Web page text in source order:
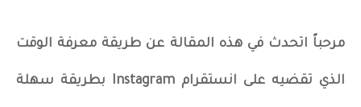
مرحباً اتحدث في هذه المقالة عن طريقة معرفة الوقت
الذي تقضيه على انستقرام Instagram بطريقة سهلة